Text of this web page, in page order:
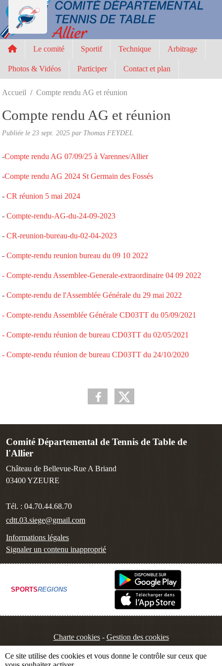
Le comité Sportif Technique Arbitrage
Photos & Vidéos Participer Contact et plan
Accueil Compte rendu AG et réunion
Compte rendu AG et réunion
Publiée le 23 sept. 2025 par Thomas FEYDEL
-Compte rendu AG 07/09/25 à Varennes/Allier
-Compte rendu AG 2024 St Germain des Fossés
- CR réunion 5 mai 2024
- Compte-rendu-AG-du-24-09-2023
- CR-reunion-bureau-du-02-04-2023
- Compte-rendu reunion bureau du 09 10 2022
- Compte-rendu Assemblee-Generale-extraordinaire 04 09 2022
- Compte-rendu de l'Assemblée Générale du 29 mai 2022
- Compte-rendu Assemblée Générale CD03TT du 05/09/2021
- Compte-rendu réunion de bureau CD03TT du 02/05/2021
- Compte-rendu réunion de bureau CD03TT du 24/10/2020
Comité Départemental de Tennis de Table de
l'Allier
Château de Bellevue-Rue A Briand
03400YZEURE
Tél. : 04.70.44.68.70
cdtt.03.siege@gmail.com
Informations légales
Signaler un contenu inapproprié
SPORTSREGIONS
Charte cookies Gestion des cookies
Panneau de gestion des cookies
Ce site utilise des cookies et vous donne le contrôle sur ceux que